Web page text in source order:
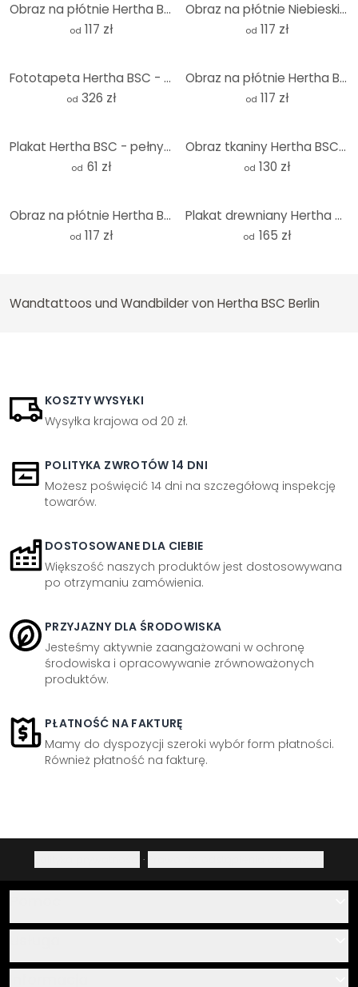
Obraz na płótnie Hertha BSC - Pełny Stadion Olimpijski nocą
od 117 zł
Obraz na płótnie Niebieski Stadion Olimpijski Hertha BSC
od 117 zł
Fototapeta Hertha BSC - Pełny Stadion Olimpijski nocą
od 326 zł
Obraz na płótnie Hertha BSC - Niebiesko-biała choreografia na Stadionie Olimpijskim
od 117 zł
Plakat Hertha BSC - pełny Stadion Olimpijski nocą
od 61 zł
Obraz tkaniny Hertha BSC - HaHoHe
od 130 zł
Obraz na płótnie Hertha BSC - HaHoHe
od 117 zł
Plakat drewniany Hertha BSC - Niebiesko-biała choreografia na Stadionie Olimpijskim
od 165 zł
Wandtattoos und Wandbilder von Hertha BSC Berlin
KOSZTY WYSYŁKI
Wysyłka krajowa od 20 zł.
POLITYKA ZWROTÓW 14 DNI
Możesz poświęcić 14 dni na szczegółową inspekcję
towarów.
DOSTOSOWANE DLA CIEBIE
Większość naszych produktów jest dostosowywana
po otrzymaniu zamówienia.
PRZYJAZNY DLA ŚRODOWISKA
Jesteśmy aktywnie zaangażowani w ochronę
środowiska i opracowywanie zrównoważonych
produktów.
PŁATNOŚĆ NA FAKTURĘ
Mamy do dyspozycji szeroki wybór form płatności.
Również płatność na fakturę.
·
O nas